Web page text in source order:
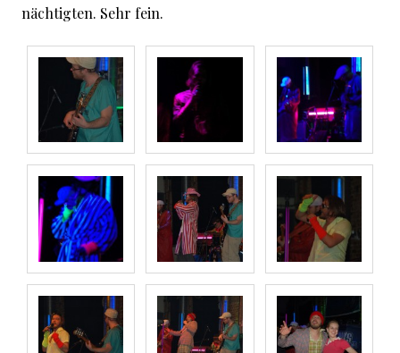
nächtigten. Sehr fein.